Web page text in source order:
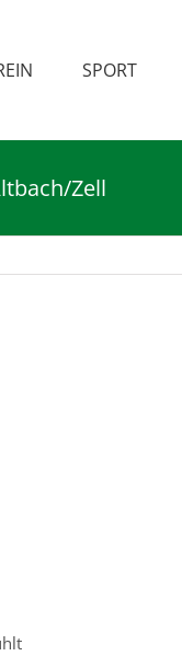
SPORT
Zell